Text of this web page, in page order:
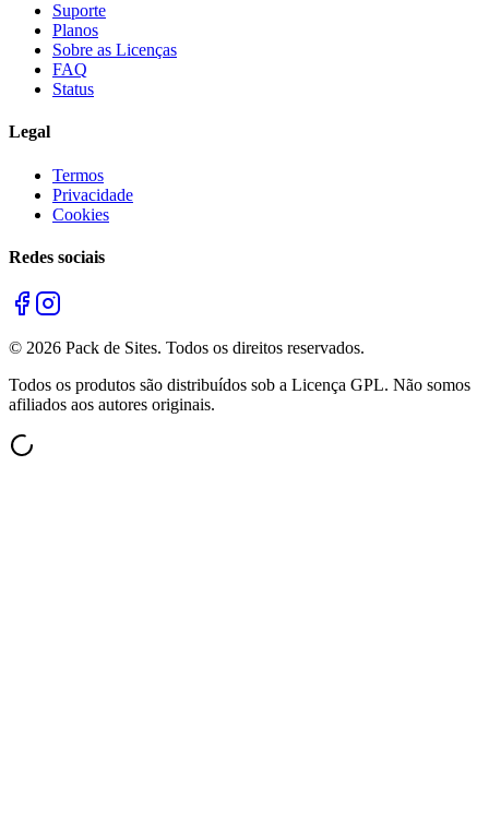
Suporte
Planos
Sobre as Licenças
FAQ
Status
Legal
Termos
Privacidade
Cookies
Redes sociais
© 2026 Pack de Sites. Todos os direitos reservados.
Todos os produtos são distribuídos sob a Licença GPL. Não somos
afiliados aos autores originais.